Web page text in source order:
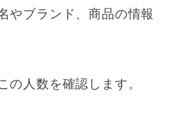
やブランド、商品の情報
の人数を確認します。